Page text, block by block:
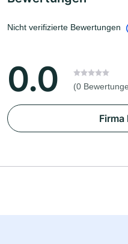
Nicht verifizierte Bewertungen
0.0 (0
Firma